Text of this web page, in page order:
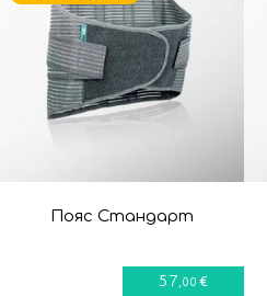
Пояс Стандарт
57 ,00 €